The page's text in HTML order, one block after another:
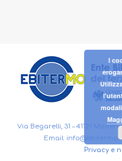
Via Begarelli, 31 – 41121
Email:
Privacy e
I